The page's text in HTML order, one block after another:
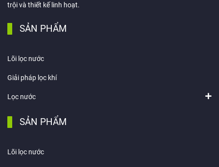
trội và thiết kế linh hoạt.
SẢN PHẨM
Lõi lọc nước
Giải pháp lọc khí
Lọc nước
SẢN PHẨM
Lõi lọc nước